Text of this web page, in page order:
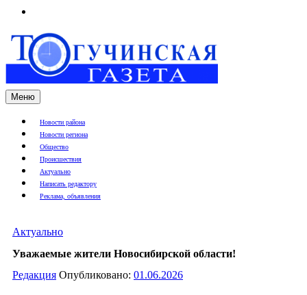
Меню
Новости района
Новости региона
Общество
Происшествия
Актуально
Написать редактору
Реклама, объявления
Актуально
Уважаемые жители Новосибирской области!
Редакция Опубликовано: 01.06.2026